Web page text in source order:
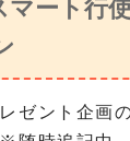
マート行
ゼント企画